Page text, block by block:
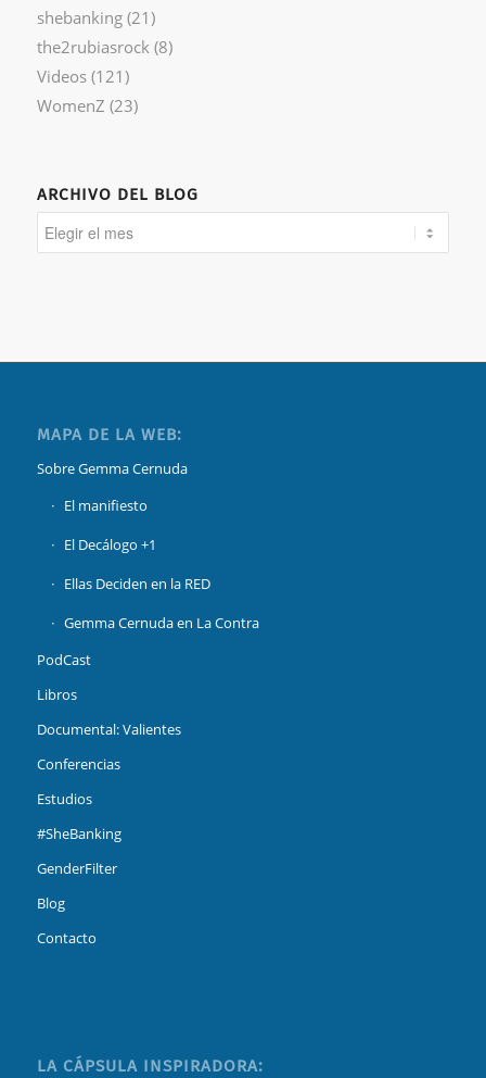
shebanking(21)
the2rubiasrock (8)
Videos(121)
WomenZ (23)
ARCHIVO DEL BLOG
MAPA DE LA WEB:
Sobre Gemma Cernuda
El manifiesto
El Decálogo +1
Ellas Deciden en la RED
Gemma Cernuda en La Contra
PodCast
Libros
Documental: Valientes
Conferencias
Estudios
#SheBanking
GenderFilter
Blog
Contacto
LA CÁPSULA INSPIRADORA: